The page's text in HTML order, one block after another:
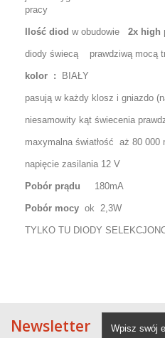
pracy
Ilość diod w obudowie 2x high
diody świecą prawdziwą mocą
kolor : BIAŁY
pasują w każdy klosz i gniazdo
niesamowity kąt świecenia
maxymalna światłość aż 80 000
napięcie zasilania 12 V
Pobór prądu 180mA
Pobór mocy ok 2,3W
TYLKO TU DIODY
Newsletter